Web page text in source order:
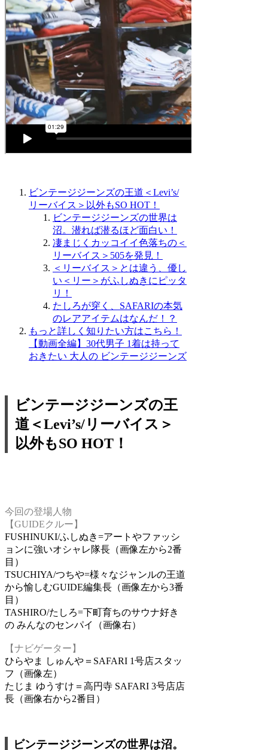
ビンテージジーンズの王道＜Levi’s/
リーバイス＞以外もSO HOT！
ビンテージジーンズの世界は
沼。潜れば潜るほど面白い！
凄まじくカッコイイ色落ちの＜
リーバイス＞505を発見！
＜リーバイス＞とは違う、優し
い＜リー＞がふしぬきにピッタ
リ！
たしろが穿く、SAFARIの本気
のレアアイテムはなんだ！？
もっと詳しく知りたい方はこちら！
【動画全編】30代男子 1着は持って
おきたい 大人の ビンテージジーンズ
ビンテージジーンズの王
道＜Levi’s/リーバイス＞
以外もSO HOT！
今回の登場人物
【GUIDEクルー】
FUSHINUKI/ふしぬき=アートやファッシ
ョンに強いオシャレ隊長（画像左から2番
目）
TSUCHIYA/つちや=様々なジャンルの王道
から愉しむGUIDE編集長（画像左から3番
目）
TASHIRO/たしろ=下町育ちのサウナ好き
の みんなのセンパイ（画像右）
【ナビゲーター】
ひらやま しゅんや＝SAFARI 1号店スタッ
フ（画像左）
たじま ゆうすけ＝高円寺 SAFARI 3号店店
長（画像右から2番目）
ビンテージジーンズの世界は沼。